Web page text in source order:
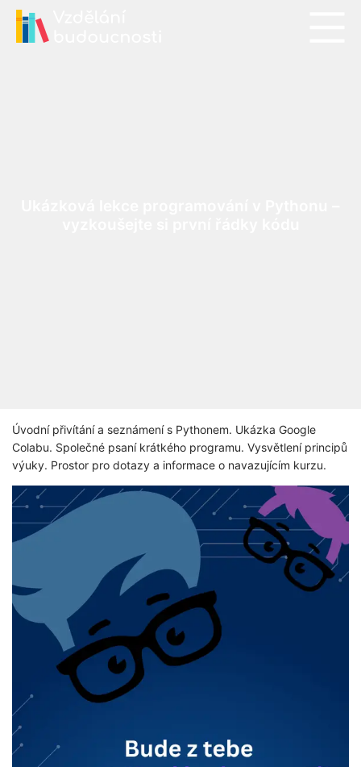
Úvodní přivítání a seznámení s Pythonem. Ukázka Google
Colabu. Společné psaní krátkého programu. Vysvětlení principů
výuky. Prostor pro dotazy a informace o navazujícím kurzu.